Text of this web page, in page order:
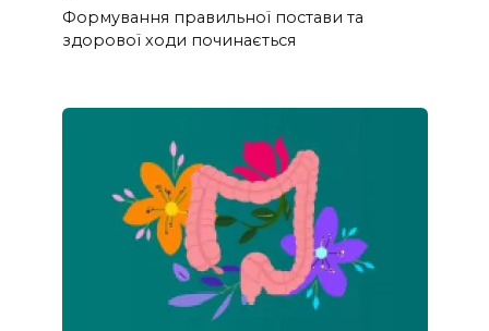
Формування правильної постави та
здорової ходи починається